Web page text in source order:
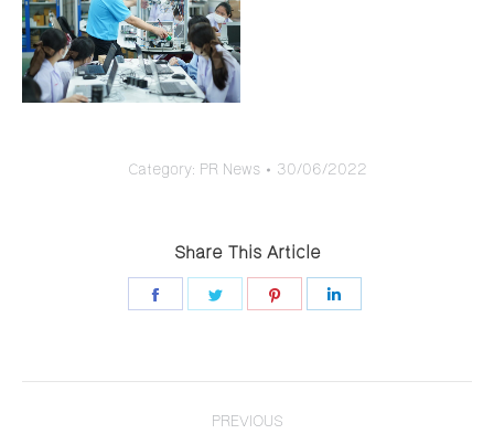
Category: PR News 30/06/2022
Share This Article
Share
Share
Share
PREVIOUS